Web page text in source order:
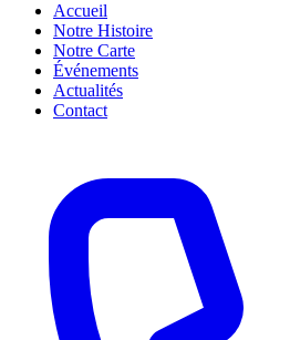
Accueil
Notre Histoire
Notre Carte
Événements
Actualités
Contact